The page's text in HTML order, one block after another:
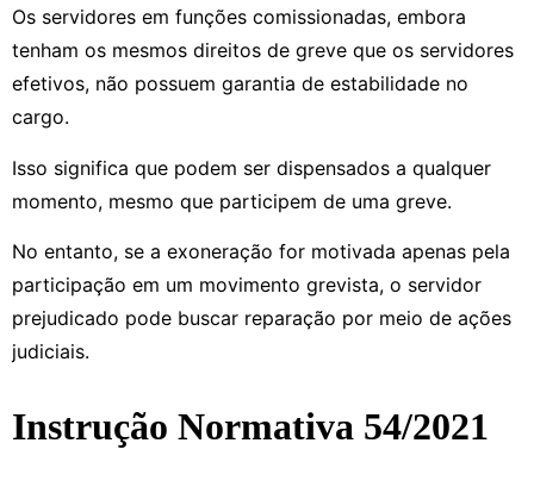
Os servidores em funções comissionadas, embora
tenham os mesmos direitos de greve que os servidores
efetivos, não possuem garantia de estabilidade no
cargo.
Isso significa que podem ser dispensados a qualquer
momento, mesmo que participem de uma greve.
No entanto, se a exoneração for motivada apenas pela
participação em um movimento grevista, o servidor
prejudicado pode buscar reparação por meio de ações
judiciais.
Instrução Normativa 54/2021